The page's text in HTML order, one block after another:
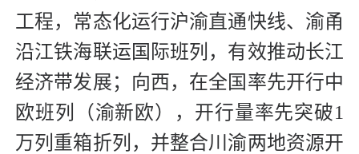
工程，常态化运行沪渝直通快线、渝甬
沿江铁海联运国际班列，有效推动长江
经济带发展；向西，在全国率先开行中
欧班列（渝新欧），开行量率先突破1
万列重箱折列，并整合川渝两地资源开